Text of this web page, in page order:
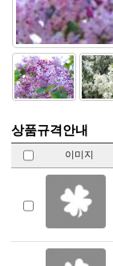
상품규격안내
이미지